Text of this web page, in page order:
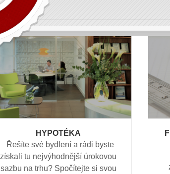
HYPOTÉKA
Řešíte své bydlení a rádi byste
získali tu nejvýhodnější úrokovou
sazbu na trhu? Spočítejte si svou